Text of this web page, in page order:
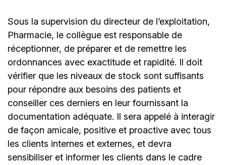
Sous la supervision du directeur de l’exploitation,
Pharmacie, le collègue est responsable de
réceptionner, de préparer et de remettre les
ordonnances avec exactitude et rapidité. Il doit
vérifier que les niveaux de stock sont suffisants
pour répondre aux besoins des patients et
conseiller ces derniers en leur fournissant la
documentation adéquate. Il sera appelé à interagir
de façon amicale, positive et proactive avec tous
les clients internes et externes, et devra
sensibiliser et informer les clients dans le cadre